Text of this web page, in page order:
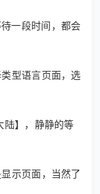
一段时间，都会
型语言页面，选
陆】，静静的等
示页面，当然了